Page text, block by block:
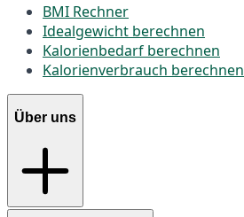
BMI Rechner
Idealgewicht berechnen
Kalorienbedarf berechnen
Kalorienverbrauch berechnen
Über uns